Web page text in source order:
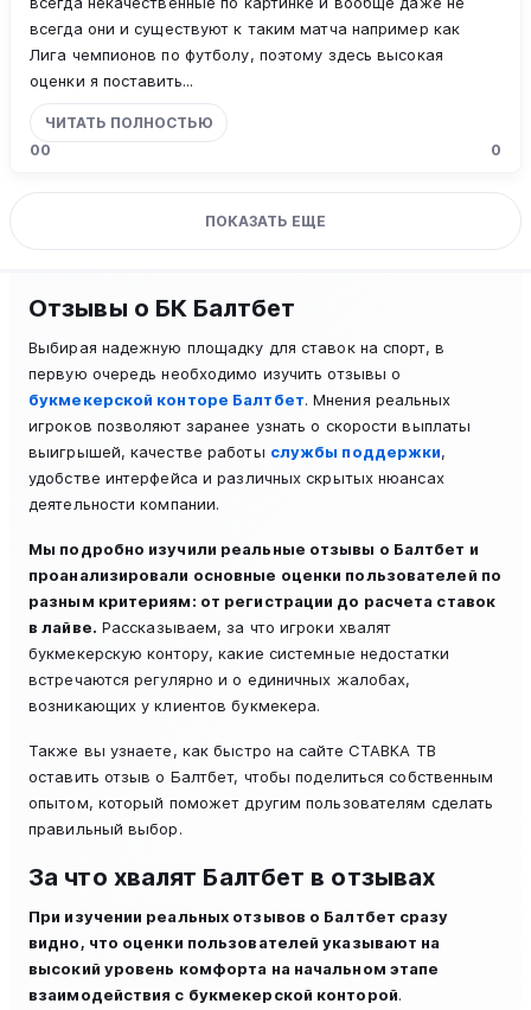
всегда они и существуют к таким матча например как
Лига чемпионов по футболу, поэтому здесь высокая
оценки я поставить...
ЧИТАТЬ ПОЛНОСТЬЮ
00 0
ПОКАЗАТЬ ЕЩЕ
Отзывы о БК Балтбет
Выбирая надежную площадку для ставок на спорт, в
первую очередь необходимо изучить отзывы о
букмекерской конторе Балтбет. Мнения реальных
игроков позволяют заранее узнать о скорости выплаты
выигрышей, качестве работы службы поддержки,
удобстве интерфейса и различных скрытых нюансах
деятельности компании.
Мы подробно изучили реальные отзывы о Балтбет и
проанализировали основные оценки пользователей по
разным критериям: от регистрации до расчета ставок
в лайве. Рассказываем, за что игроки хвалят
букмекерскую контору, какие системные недостатки
встречаются регулярно и о единичных жалобах,
возникающих у клиентов букмекера.
Также вы узнаете, как быстро на сайте СТАВКА ТВ
оставить отзыв о Балтбет, чтобы поделиться собственным
опытом, который поможет другим пользователям сделать
правильный выбор.
За что хвалят Балтбет в отзывах
При изучении реальных отзывов о Балтбет сразу
видно, что оценки пользователей указывают на
высокий уровень комфорта на начальном этапе
взаимодействия с букмекерской конторой.